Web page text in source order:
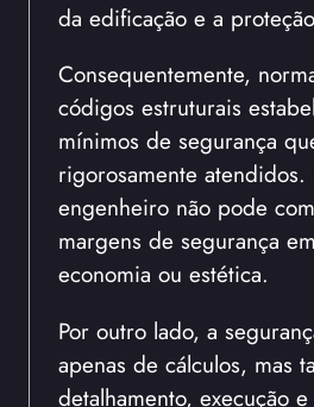
da edificação e a
Consequentemente,
códigos estruturais
mínimos de segurança
rigorosamente atendidos.
engenheiro não pode
margens de segurança
economia ou estética.
Por outro lado, a
apenas de cálculos, mas
detalhamento, execução